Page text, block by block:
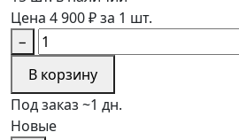
Цена 4 900 ₽ за 1 шт.
−
В корзину
Под заказ ~1 дн.
Новые